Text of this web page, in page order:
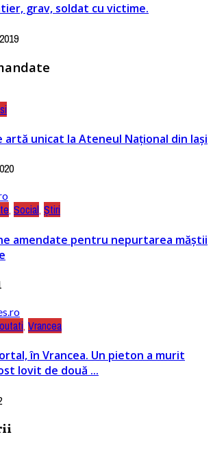
grav, soldat cu victime.
artă unicat la Ateneul Naţional din Iaşi
, Social, Știri
amendate pentru nepurtarea măștii
, Vrancea
în Vrancea. Un pieton a murit
lovit de două ...